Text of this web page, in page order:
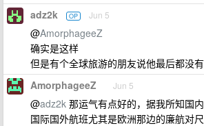
adz2k OP Jun 5
@AmorphageeZ
确实是这样
但是有个全球旅游的朋友说他最后都没
AmorphageeZ Jun 5
@adz2k 那运气有点好的，据我所知国
国际国外航班尤其是欧洲那边的廉航对